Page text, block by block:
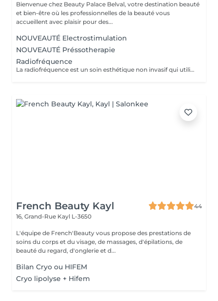
Bienvenue chez Beauty Palace Belval, votre destination beauté
et bien-être où les professionnelles de la beauté vous
accueillent avec plaisir pour des...
NOUVEAUTÉ Electrostimulation
NOUVEAUTÉ Préssotherapie
Radiofréquence
La radiofréquence est un soin esthétique non invasif qui utilise des ondes électromagnétiques pour chauffer en profondeur les tissus cutanés. Cette chaleur stimule la production naturelle de collagène et d'élastine, ce qui raffermit la peau et améliore son élasticité. Objectifs: effet tenseur immédiat, raffermissement des zones relâchées (visage, cou, décolleté, bras, ventre, cuisses...) Soin indolore, résultats progressifs et naturels. Recommandations: une cure de plusieurs séances est conseillée pour un résultat durable, accompagnée d'un entretien régulier.
French Beauty Kayl
44
16, Grand-Rue Kayl L-3650
L'équipe de French'Beauty vous propose des prestations de
soins du corps et du visage, de massages, d'épilations, de
beauté du regard, d'onglerie et d...
Bilan Cryo ou HIFEM
Cryo lipolyse + Hifem